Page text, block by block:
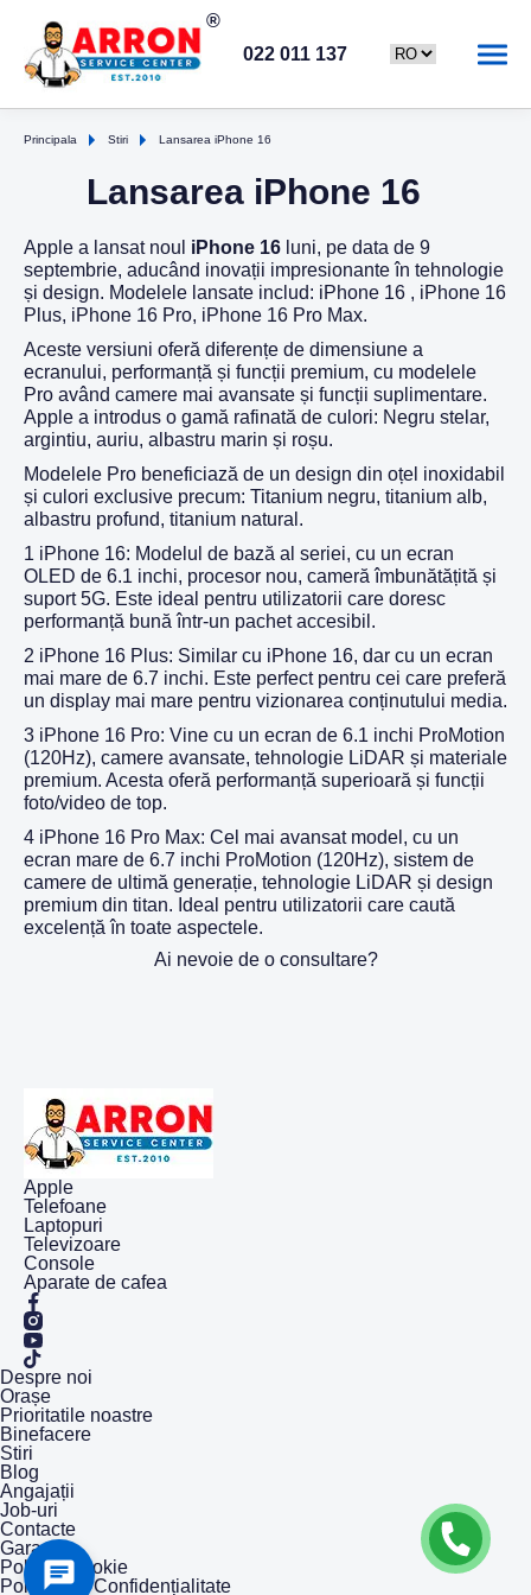
022 011 137
Principala Stiri Lansarea iPhone 16
Lansarea iPhone 16
Apple a lansat noul iPhone 16 luni, pe data de 9
septembrie, aducând inovații impresionante în tehnologie
și design. Modelele lansate includ: iPhone 16 , iPhone 16
Plus, iPhone 16 Pro, iPhone 16 Pro Max.
Aceste versiuni oferă diferențe de dimensiune a
ecranului, performanță și funcții premium, cu modelele
Pro având camere mai avansate și funcții suplimentare.
Apple a introdus o gamă rafinată de culori: Negru stelar,
argintiu, auriu, albastru marin și roșu.
Modelele Pro beneficiază de un design din oțel inoxidabil
și culori exclusive precum: Titanium negru, titanium alb,
albastru profund, titanium natural.
1 iPhone 16: Modelul de bază al seriei, cu un ecran
OLED de 6.1 inchi, procesor nou, cameră îmbunătățită și
suport 5G. Este ideal pentru utilizatorii care doresc
performanță bună într-un pachet accesibil.
2 iPhone 16 Plus: Similar cu iPhone 16, dar cu un ecran
mai mare de 6.7 inchi. Este perfect pentru cei care preferă
un display mai mare pentru vizionarea conținutului media.
3 iPhone 16 Pro: Vine cu un ecran de 6.1 inchi ProMotion
(120Hz), camere avansate, tehnologie LiDAR și materiale
premium. Acesta oferă performanță superioară și funcții
foto/video de top.
4 iPhone 16 Pro Max: Cel mai avansat model, cu un
ecran mare de 6.7 inchi ProMotion (120Hz), sistem de
camere de ultimă generație, tehnologie LiDAR și design
premium din titan. Ideal pentru utilizatorii care caută
excelență în toate aspectele.
Ai nevoie de o consultare?
Apple
Telefoane
Laptopuri
Televizoare
Console
Aparate de cafea
Despre noi
Orașe
Prioritatile noastre
Binefacere
Stiri
Blog
Angajații
Job-uri
Contacte
Garanție
Politica Cookie
Politică de Confidențialitate